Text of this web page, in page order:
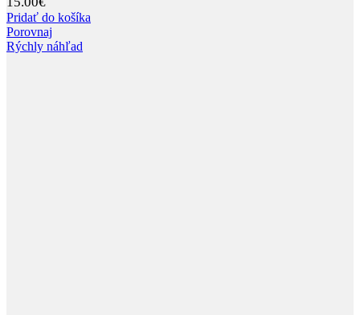
Pridať do košíka
Porovnaj
Rýchly náhľad